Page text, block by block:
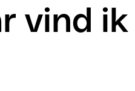
vind ik